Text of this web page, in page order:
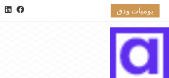
يوميات ودق